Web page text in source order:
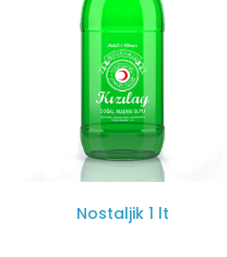
Nostaljik 1 lt